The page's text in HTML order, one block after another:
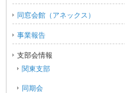
同窓会館（アネックス）
事業報告
支部会情報
関東支部
同期会